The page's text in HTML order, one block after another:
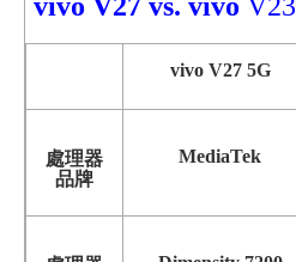
vivo V27 5G
處理器
品牌
MediaTek